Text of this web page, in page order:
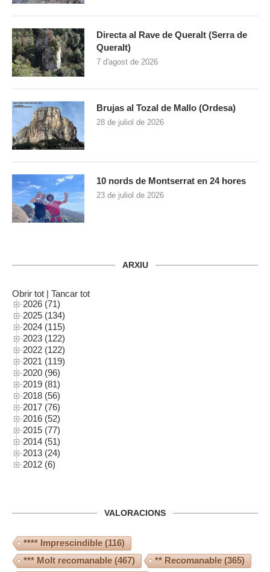
Directa al Rave de Queralt (Serra de
Queralt)
7 d'agost de 2026
Brujas al Tozal de Mallo (Ordesa)
28 de juliol de 2026
10 nords de Montserrat en 24 hores
23 de juliol de 2026
ARXIU
Obrir tot | Tancar tot
2026 (71)
2025 (134)
2024 (115)
2023 (122)
2022 (122)
2021 (119)
2020 (96)
2019 (81)
2018 (56)
2017 (76)
2016 (52)
2015 (77)
2014 (51)
2013 (24)
2012 (6)
VALORACIONS
**** Imprescindible(116)
*** Molt recomanable(467) ** Recomanable(365)